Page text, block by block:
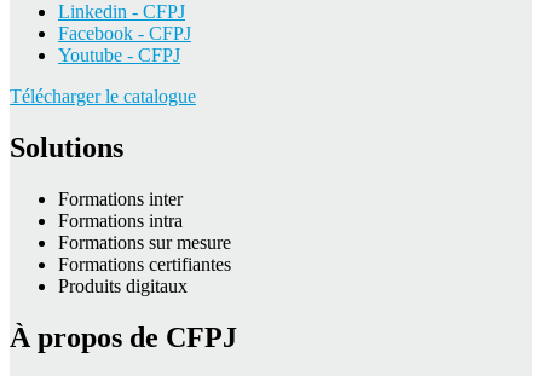
Linkedin - CFPJ
Facebook - CFPJ
Youtube - CFPJ
Télécharger le catalogue
Solutions
Formations inter
Formations intra
Formations sur mesure
Formations certifiantes
Produits digitaux
À propos de CFPJ